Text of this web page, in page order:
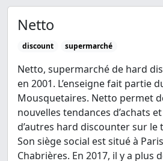
Netto
discount supermarché
Netto, supermarché de hard
en 2001. L’enseigne fait partie
Mousquetaires. Netto permet
nouvelles tendances d’achats
d’autres hard discounter sur
Son siège social est situé à
Chabrières. En 2017, il y a plus